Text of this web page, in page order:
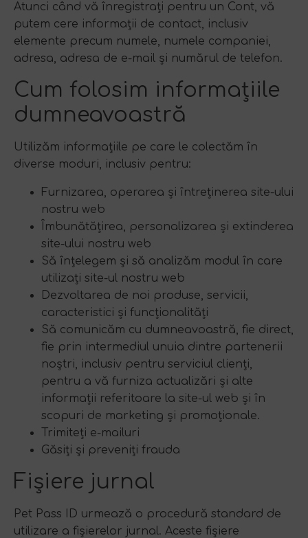
Atunci când vă înregistrați pentru un Cont, vă
putem cere informații de contact, inclusiv
elemente precum numele, numele companiei,
adresa, adresa de e-mail și numărul de telefon.
Cum folosim informațiile
dumneavoastră
Utilizăm informațiile pe care le colectăm în
diverse moduri, inclusiv pentru:
Furnizarea, operarea și întreținerea site-ului
nostru web
Îmbunătățirea, personalizarea și extinderea
site-ului nostru web
Să înțelegem și să analizăm modul în care
utilizați site-ul nostru web
Dezvoltarea de noi produse, servicii,
caracteristici și funcționalități
Să comunicăm cu dumneavoastră, fie direct,
fie prin intermediul unuia dintre partenerii
noștri, inclusiv pentru serviciul clienți,
pentru a vă furniza actualizări și alte
informații referitoare la site-ul web și în
scopuri de marketing și promoționale.
Trimiteți e-mailuri
Găsiți și preveniți frauda
Fișiere jurnal
Pet Pass ID urmează o procedură standard de
utilizare a fișierelor jurnal. Aceste fișiere